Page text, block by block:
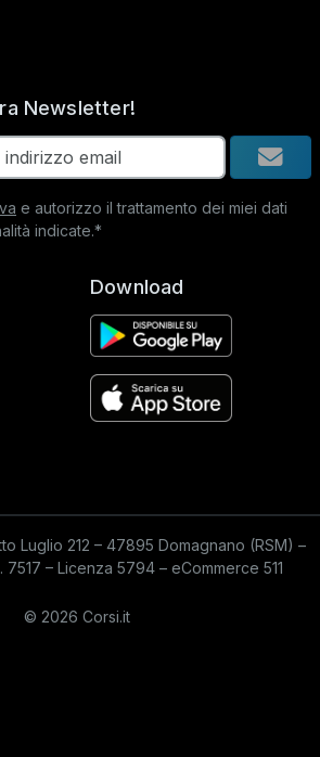
Newsletter!
e autorizzo il trattamento dei miei dati
indicate.*
Download
Luglio 212 – 47895 Domagnano (RSM) –
7517 – Licenza 5794 – eCommerce 511
© 2026 Corsi.it